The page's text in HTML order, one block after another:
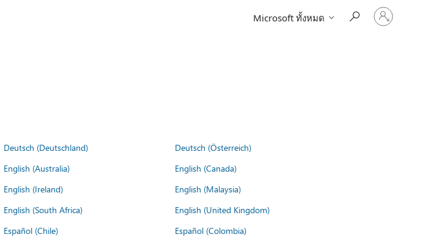
Microsoft ทั้งหมด
ลงชื่อ
เข้า
Deutsch (Deutschland)
Deutsch (Österreich)
English (Australia)
English (Canada)
English (Ireland)
English (Malaysia)
English (South Africa)
English (United Kingdom)
Español (Chile)
Español (Colombia)